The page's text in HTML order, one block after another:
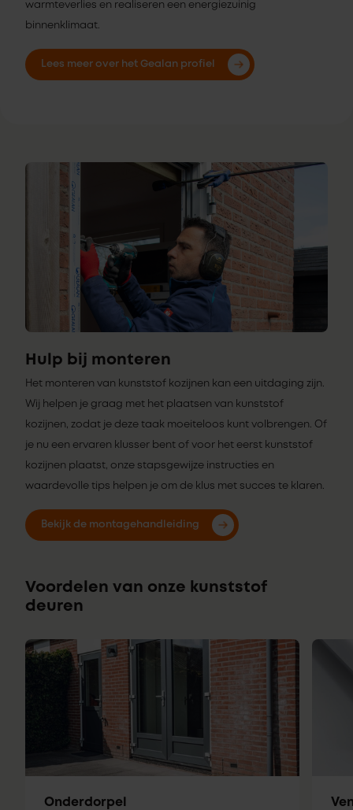
warmteverlies en realiseren een energiezuinig
binnenklimaat.
Lees meer over het Gealan profiel
Hulp bij monteren
Het monteren van kunststof kozijnen kan een uitdaging zijn.
Wij helpen je graag met het plaatsen van kunststof
kozijnen, zodat je deze taak moeiteloos kunt volbrengen. Of
je nu een ervaren klusser bent of voor het eerst kunststof
kozijnen plaatst, onze stapsgewijze instructies en
waardevolle tips helpen je om de klus met succes te klaren.
Bekijk de montagehandleiding
Voordelen van onze kunststof
deuren
Onderdorpel